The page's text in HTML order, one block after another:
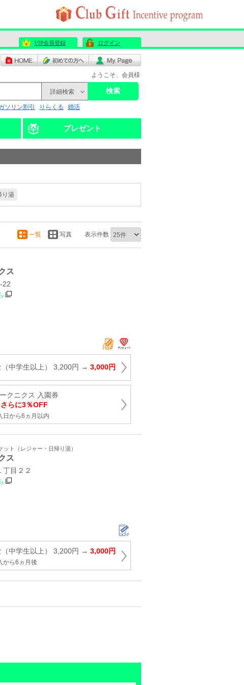
VIP会員登録 ログイン
ようこそ、会員様
詳細検索 検索
ソリン割引 りらくる 婚活
プレゼント
り湯
一覧 写真 表示件数
ス
22
（中学生以上） 3,200円 → 3,000円
クニクス 入園券
さらに3％OFF
日から6ヵ月以内
ト（レジャー・日帰り湯）
ス
丁目２２
（中学生以上） 3,200円 → 3,000円
から6ヵ月後